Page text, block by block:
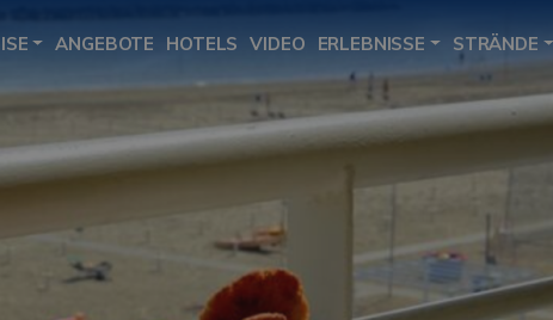
ANGEBOTE HOTELS VIDEO ERLEBNISSE STRÄNDE